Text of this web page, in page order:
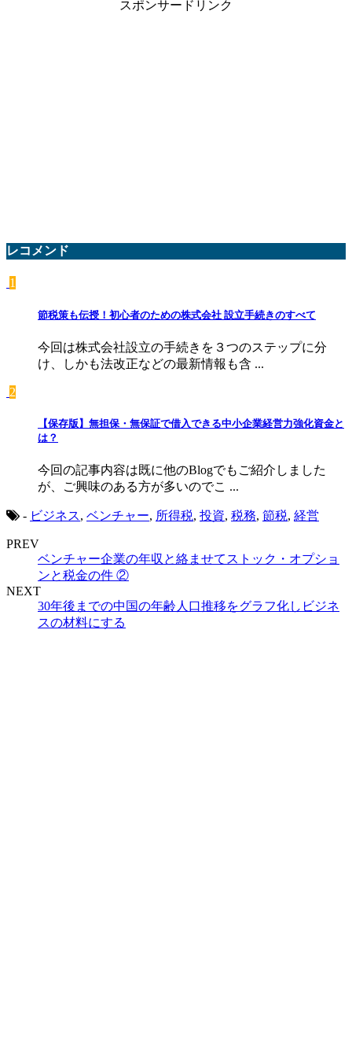
スポンサードリンク
レコメンド
1
節税策も伝授！初心者のための株式会社 設立手続きのすべて
今回は株式会社設立の手続きを３つのステップに分
け、しかも法改正などの最新情報も含 ...
2
【保存版】無担保・無保証で借入できる中小企業経営力強化資金と
は？
今回の記事内容は既に他のBlogでもご紹介しました
が、ご興味のある方が多いのでこ ...
- ビジネス, ベンチャー, 所得税, 投資, 税務, 節税, 経営
PREV
ベンチャー企業の年収と絡ませてストック・オプショ
ンと税金の件 ②
NEXT
30年後までの中国の年齢人口推移をグラフ化しビジネ
スの材料にする